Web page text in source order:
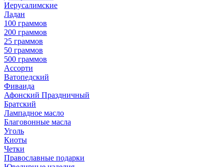
Иерусалимские
Ладан
100 граммов
200 граммов
25 граммов
50 граммов
500 граммов
Ассорти
Ватопедский
Фиваида
Афонский Праздничный
Братский
Лампадное масло
Благовонные масла
Уголь
Киоты
Четки
Православные подарки